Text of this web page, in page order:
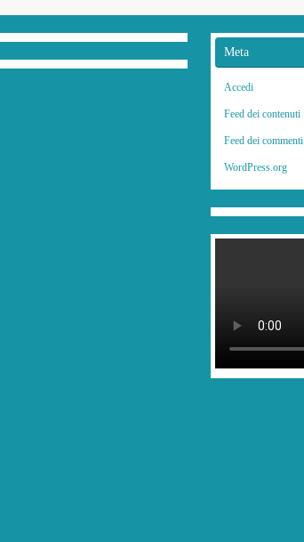
Meta
Accedi
Feed dei contenuti
Feed dei commenti
WordPress.org